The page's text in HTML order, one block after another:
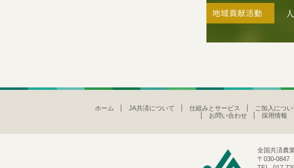
ホーム JA共済について 仕組みとサービス ご加入につい
お問い合わせ
採用情報
全国共済農
〒030-